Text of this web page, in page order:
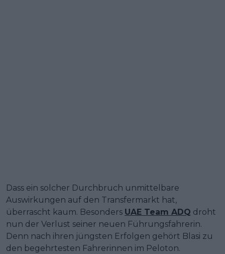
Dass ein solcher Durchbruch unmittelbare
Auswirkungen auf den Transfermarkt hat,
überrascht kaum. Besonders UAE Team ADQ droht
nun der Verlust seiner neuen Führungsfahrerin.
Denn nach ihren jüngsten Erfolgen gehört Blasi zu
den begehrtesten Fahrerinnen im Peloton.